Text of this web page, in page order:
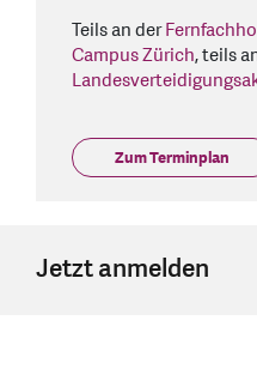
Teils an der
Campus Zürich, teils
Zum Terminplan
Jetzt anmelden